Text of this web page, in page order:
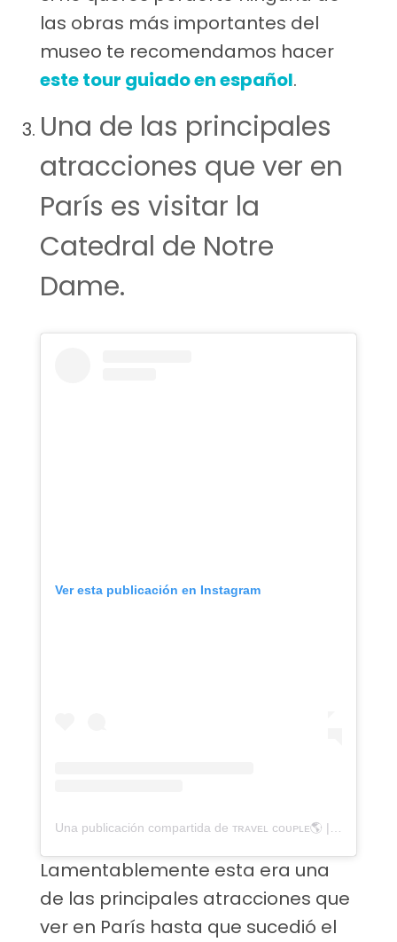
las obras más importantes del
museo te recomendamos hacer
este tour guiado en español.
Una de las principales
atracciones que ver en
París es visitar la
Catedral de Notre
Dame.
Ver esta publicación en Instagram
Una publicación compartida de ᴛʀᴀᴠᴇʟ ᴄᴏᴜᴘʟᴇ🌎 | ᴄᴀᴍɪɴɪᴛᴏ ᴀᴍᴏʀ (@caminitoamor)
Lamentablemente esta era una
de las principales atracciones que
ver en París hasta que sucedió el